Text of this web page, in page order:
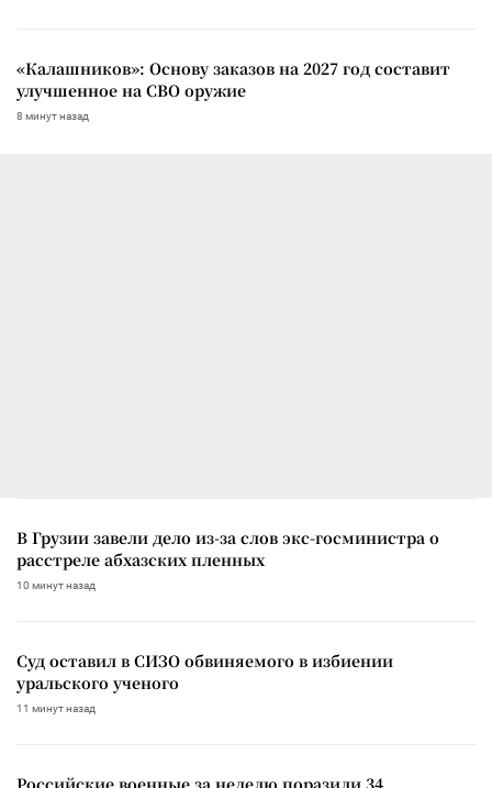
«Калашников»: Основу заказов на 2027 год составит
улучшенное на СВО оружие
8 минут назад
В Грузии завели дело из-за слов экс-госминистра о
расстреле абхазских пленных
10 минут назад
Суд оставил в СИЗО обвиняемого в избиении
уральского ученого
11 минут назад
Российские военные за неделю поразили 34